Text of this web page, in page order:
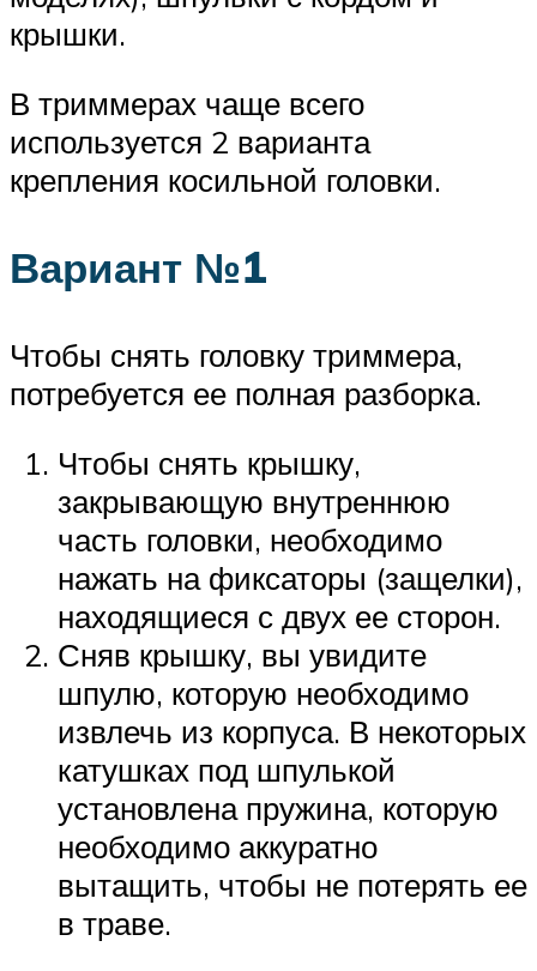
крышки.
В триммерах чаще всего
используется 2 варианта
крепления косильной головки.
Вариант №1
Чтобы снять головку триммера,
потребуется ее полная разборка.
Чтобы снять крышку,
закрывающую внутреннюю
часть головки, необходимо
нажать на фиксаторы (защелки),
находящиеся с двух ее сторон.
Сняв крышку, вы увидите
шпулю, которую необходимо
извлечь из корпуса. В некоторых
катушках под шпулькой
установлена пружина, которую
необходимо аккуратно
вытащить, чтобы не потерять ее
в траве.